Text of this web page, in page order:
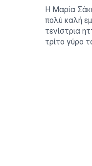
Η Μαρία
πολύ καλή
τενίστρια
τρίτο γύρο